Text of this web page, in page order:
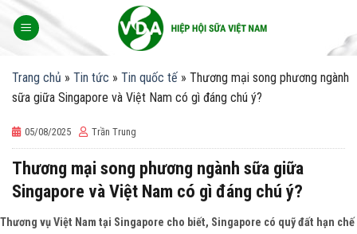
Trang chủ » Tin tức » Tin quốc tế » Thương mại song phương ngành
sữa giữa Singapore và Việt Nam có gì đáng chú ý?
05/08/2025 Trần Trung
Thương mại song phương ngành sữa giữa
Singapore và Việt Nam có gì đáng chú ý?
Thương vụ Việt Nam tại Singapore cho biết, Singapore có quỹ đất hạn chế